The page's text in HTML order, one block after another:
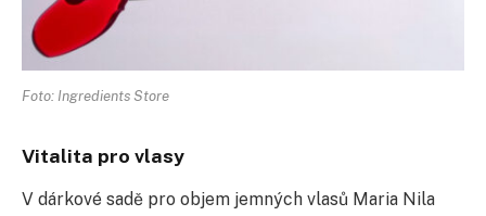
Foto: Ingredients Store
Vitalita pro vlasy
V dárkové sadě pro objem jemných vlasů Maria Nila